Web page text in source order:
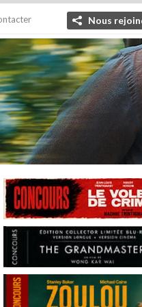
Nous